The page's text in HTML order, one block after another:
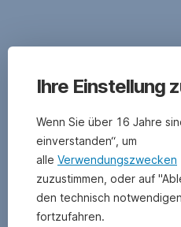
Ihre Einstellung
Wenn Sie über 16 Jahre
einverstanden“, um
alle Verwendungszwecken
zuzustimmen, oder auf
den technisch
fortzufahren.